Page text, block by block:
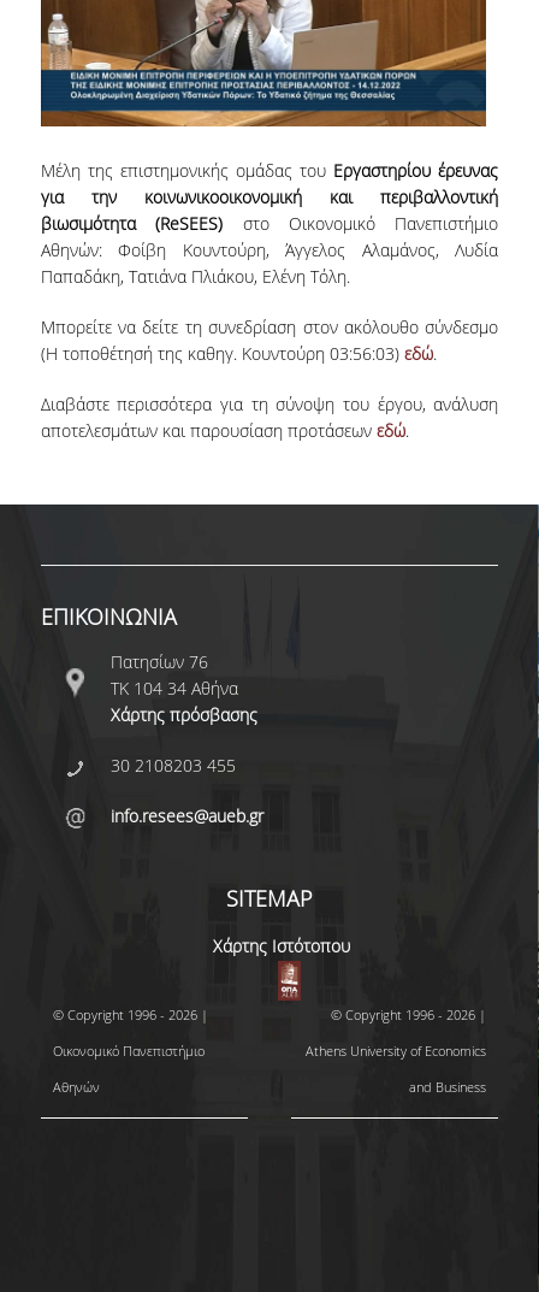
Μέλη της επιστημονικής ομάδας του Εργαστηρίου έρευνας
για την κοινωνικοοικονομική και περιβαλλοντική
βιωσιμότητα (ReSEES) στο Οικονομικό Πανεπιστήμιο
Αθηνών: Φοίβη Κουντούρη, Άγγελος Αλαμάνος, Λυδία
Παπαδάκη, Τατιάνα Πλιάκου, Ελένη Τόλη.
Μπορείτε να δείτε τη συνεδρίαση στον ακόλουθο σύνδεσμο
(Η τοποθέτησή της καθηγ. Κουντούρη 03:56:03) εδώ.
Διαβάστε περισσότερα για τη σύνοψη του έργου, ανάλυση
αποτελεσμάτων και παρουσίαση προτάσεων εδώ.
ΕΠΙΚΟΙΝΩΝΙΑ
Πατησίων 76
ΤΚ 104 34 Αθήνα
Χάρτης πρόσβασης
30 2108203 455
info.resees@aueb.gr
SITEMAP
Χάρτης Ιστότοπου
© Copyright 1996 - 2026 |
Οικονομικό Πανεπιστήμιο
Αθηνών
© Copyright 1996 - 2026 |
Athens University of Economics
and Business